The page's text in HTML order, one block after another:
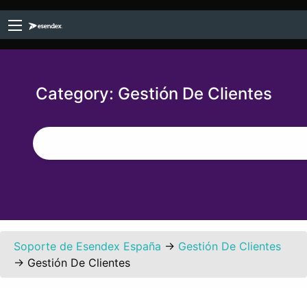
Category: Gestión De Clientes
Soporte de Esendex España → Gestión De Clientes
→ Gestión De Clientes